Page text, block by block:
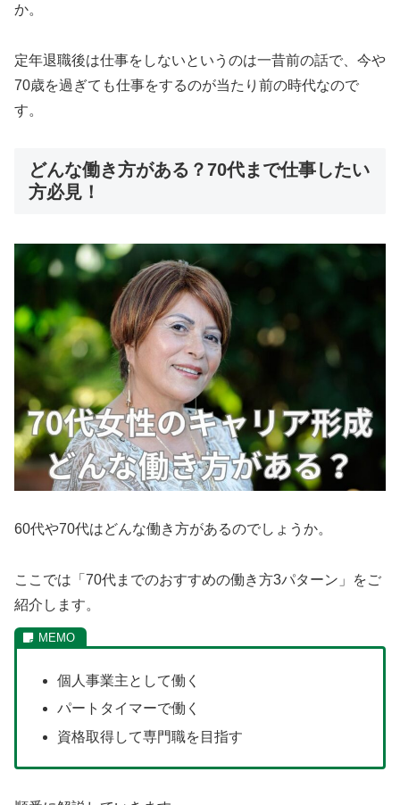
か。
定年退職後は仕事をしないというのは一昔前の話で、今や
70歳を過ぎても仕事をするのが当たり前の時代なので
す。
どんな働き方がある？70代まで仕事したい
方必見！
60代や70代はどんな働き方があるのでしょうか。
ここでは「70代までのおすすめの働き方3パターン」をご
紹介します。
個人事業主として働く
パートタイマーで働く
資格取得して専門職を目指す